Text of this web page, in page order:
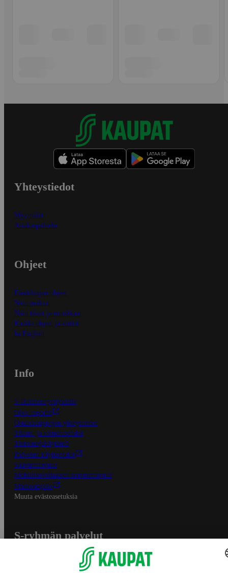
Yhteystiedot
Myymälät
Asiakaspalvelu
Ohjeet
Ensitilaajan ohjeet
Näin maksat
Näin tilaat ja muokkaat
Kaikki ohjeet ja vinkit
In English
Info
S-Business yrityksille
Oiva-raportit
Osuuskauppojen yhteystiedot
Tilaus- ja toimitusehdot
Tietosuojakäytäntö
Palvelun käyttöehdot
Saavutettavuus
Mobiilisovelluksen saavutettavuus
Mainostajalle
Muuta evästeasetuksia
S-ryhmän palvelut